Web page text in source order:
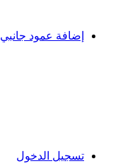
إضافة عمود جانبي
تسجيل الدخول